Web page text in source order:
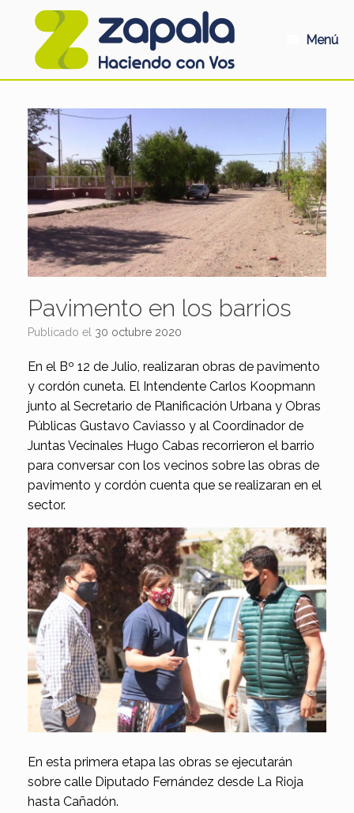
Menú
Pavimento en los barrios
Publicado el 30 octubre 2020
En el Bº 12 de Julio, realizaran obras de pavimento
y cordón cuneta. El Intendente Carlos Koopmann
junto al Secretario de Planificación Urbana y Obras
Públicas Gustavo Caviasso y al Coordinador de
Juntas Vecinales Hugo Cabas recorrieron el barrio
para conversar con los vecinos sobre las obras de
pavimento y cordón cuenta que se realizaran en el
sector.
En esta primera etapa las obras se ejecutarán
sobre calle Diputado Fernández desde La Rioja
hasta Cañadón.